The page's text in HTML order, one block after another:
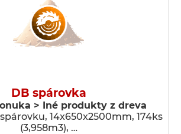
DB spárovka
> Iné produkty z dreva
14x650x2500mm, 174ks
(3,958m3), …